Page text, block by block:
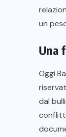
un
Una
Oggi
dal